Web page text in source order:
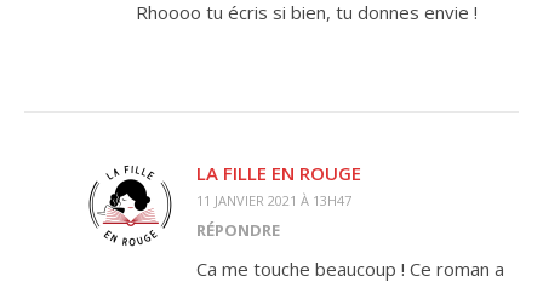
Rhoooo tu écris si bien, tu donnes envie !
LA FILLE EN ROUGE
11 JANVIER 2021 À 13H47
RÉPONDRE
Ca me touche beaucoup ! Ce roman a